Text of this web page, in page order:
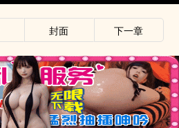
封面 下一章